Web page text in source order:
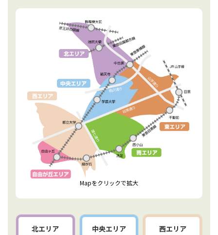
Mapをクリックで拡大
北エリア 中央エリア 西エリア